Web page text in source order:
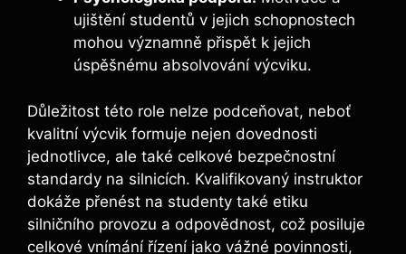
ujištění studentů v jejich schopnostech
mohou významně přispět k jejich
úspěšnému absolvování výcviku.
Důležitost této role nelze podceňovat, neboť
kvalitní výcvik formuje nejen dovednosti
jednotlivce, ale také celkové bezpečnostní
standardy na silnicích. Kvalifikovaný instruktor
dokáže přenést na studenty také etiku
silničního provozu a odpovědnost, což posiluje
celkové vnímání řízení jako vážné povinnosti,